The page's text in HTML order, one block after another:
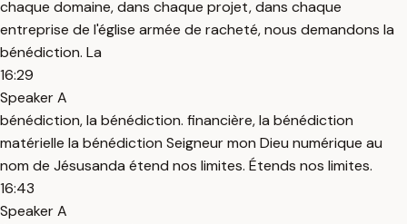
chaque domaine, dans chaque projet, dans chaque
entreprise de l'église armée de racheté, nous demandons la
bénédiction. La
16:29
Speaker A
bénédiction, la bénédiction. financière, la bénédiction
matérielle la bénédiction Seigneur mon Dieu numérique au
nom de Jésusanda étend nos limites. Étends nos limites.
16:43
Speaker A